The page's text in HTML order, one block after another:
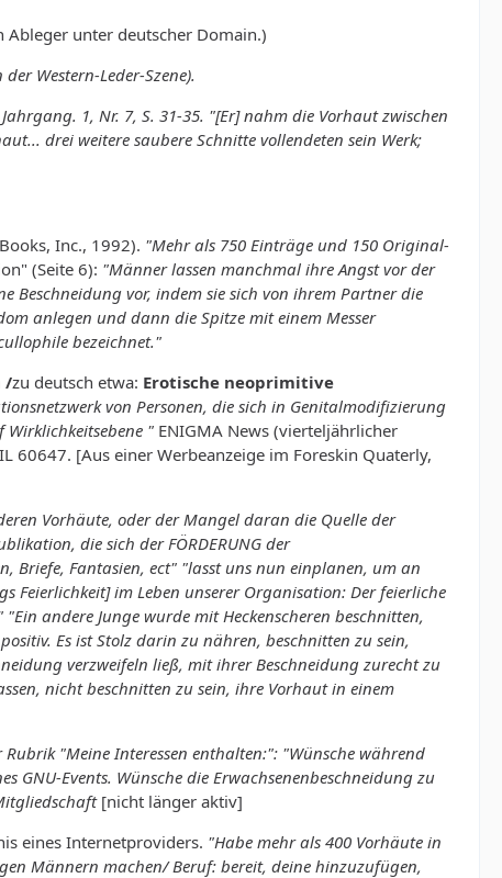
Ableger unter deutscher Domain.)
Western-Leder-Szene).
1, Nr. 7, S. 31-35. "[Er] nahm die Vorhaut zwischen
drei weitere saubere Schnitte vollendeten sein Werk;
Inc., 1992). "Mehr als 750 Einträge und 150 Original-
(Seite 6): "Männer lassen manchmal ihre Angst vor der
Beschneidung vor, indem sie sich von ihrem Partner die
anlegen und dann die Spitze mit einem Messer
bezeichnet."
/zu deutsch etwa: Erotische neoprimitive
von Personen, die sich in Genitalmodifizierung
" ENIGMA News (vierteljährlicher
60647. [Aus einer Werbeanzeige im Foreskin Quaterly,
Vorhäute, oder der Mangel daran die Quelle der
die sich der FÖRDERUNG der
Briefe, Fantasien, ect" "lasst uns nun einplanen, um an
Feierlichkeit] im Leben unserer Organisation: Der feierliche
andere Junge wurde mit Heckenscheren beschnitten,
Es ist Stolz darin zu nähren, beschnitten zu sein,
verzweifeln ließ, mit ihrer Beschneidung zurecht zu
nicht beschnitten zu sein, ihre Vorhaut in einem
"Meine Interessen enthalten:": "Wünsche während
GNU-Events. Wünsche die Erwachsenenbeschneidung zu
[nicht länger aktiv]
eines Internetproviders. "Habe mehr als 400 Vorhäute in
Männern machen/ Beruf: bereit, deine hinzuzufügen,